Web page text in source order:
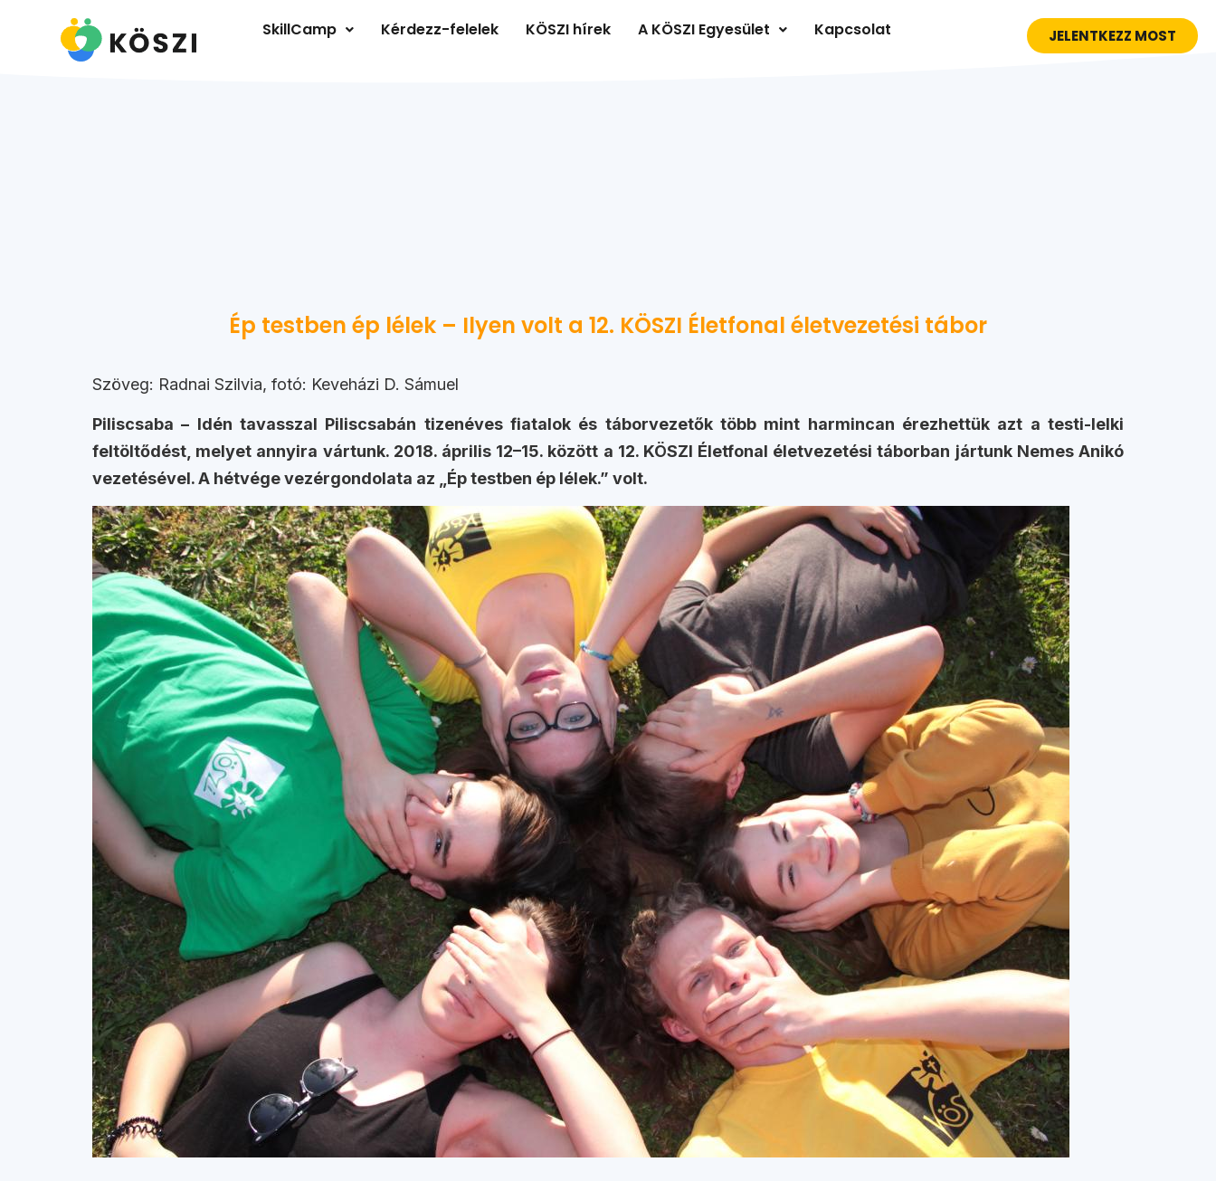
SkillCamp Kérdezz-felelek KÖSZI hírek A KÖSZI Egyesület Kapcsolat JELENTKEZZ MOST
Ép testben ép lélek – Ilyen volt a 12. KÖSZI Életfonal életvezetési tábor
Szöveg: Radnai Szilvia, fotó: Keveházi D. Sámuel
Piliscsaba – Idén tavasszal Piliscsabán tizenéves fiatalok és táborvezetők több mint harmincan érezhettük azt a testi-lelki
feltöltődést, melyet annyira vártunk. 2018. április 12–15. között a 12. KÖSZI Életfonal életvezetési táborban jártunk Nemes Anikó
vezetésével. A hétvége vezérgondolata az „Ép testben ép lélek.” volt.